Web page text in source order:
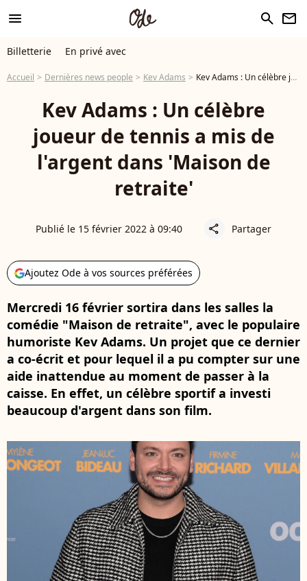
menu search newsletter
Billetterie En privé avec
Accueil Dernières news people Kev Adams Kev Adams : Un célèbre joueur de tennis a mis de l'argent dans 'Maison de retraite'
Kev Adams : Un célèbre
joueur de tennis a mis de
l'argent dans 'Maison de
retraite'
Publié le 15 février 2022 à 09:40 share Partager
Ajoutez Ode à vos sources préférées
Mercredi 16 février sortira dans les salles la
comédie "Maison de retraite", avec le populaire
humoriste Kev Adams. Un projet que ce dernier
a co-écrit et pour lequel il a pu compter sur une
aide inattendue au moment de passer à la
caisse. En effet, un célèbre sportif a investi
beaucoup d'argent dans son film.